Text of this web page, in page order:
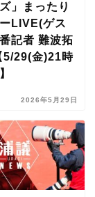
」まったり
LIVE(ゲス
記者 難波拓
5/29(金)21時
2026年5月29日